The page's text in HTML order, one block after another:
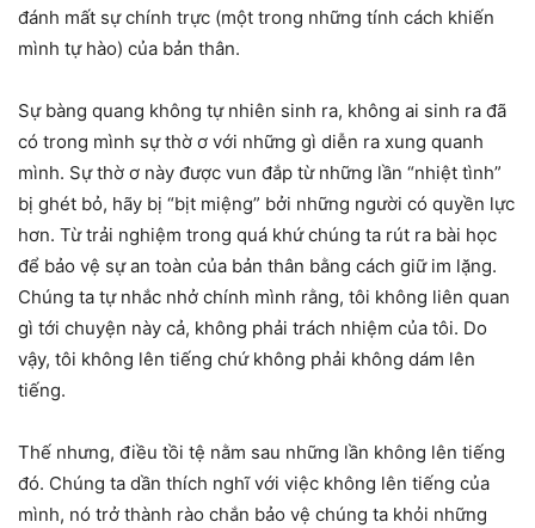
đánh mất sự chính trực (một trong những tính cách khiến
mình tự hào) của bản thân.
Sự bàng quang không tự nhiên sinh ra, không ai sinh ra đã
có trong mình sự thờ ơ với những gì diễn ra xung quanh
mình. Sự thờ ơ này được vun đắp từ những lần “nhiệt tình”
bị ghét bỏ, hãy bị “bịt miệng” bởi những người có quyền lực
hơn. Từ trải nghiệm trong quá khứ chúng ta rút ra bài học
để bảo vệ sự an toàn của bản thân bằng cách giữ im lặng.
Chúng ta tự nhắc nhở chính mình rằng, tôi không liên quan
gì tới chuyện này cả, không phải trách nhiệm của tôi. Do
vậy, tôi không lên tiếng chứ không phải không dám lên
tiếng.
Thế nhưng, điều tồi tệ nằm sau những lần không lên tiếng
đó. Chúng ta dần thích nghĩ với việc không lên tiếng của
mình, nó trở thành rào chắn bảo vệ chúng ta khỏi những